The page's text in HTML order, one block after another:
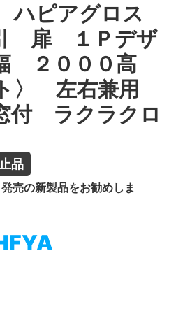
ハピアグロス
扉 １Ｐデザ
２０００高
ト〉 左右兼用
付 ラクラクロ
品
売の新製品をお勧めしま